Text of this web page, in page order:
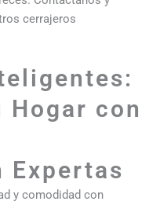
cerrajeros
con
Expertas
y comodidad con